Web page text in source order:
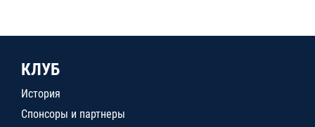
КЛУБ
История
Спонсоры и партнеры